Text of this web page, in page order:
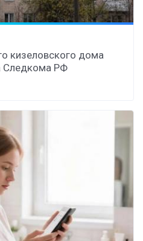
кизеловского дома
Следкома РФ